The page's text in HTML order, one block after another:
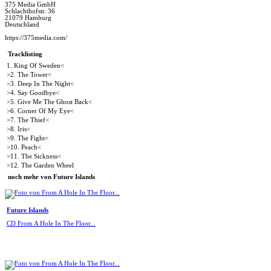
375 Media GmbH
Schlachthofstr. 36
21079 Hamburg
Deutschland
https://375media.com/
Tracklisting
1. King Of Sweden<
>2. The Tower<
>3. Deep In The Night<
>4. Say Goodbye<
>5. Give Me The Ghost Back<
>6. Corner Of My Eye<
>7. The Thief<
>8. Iris<
>9. The Fight<
>10. Peach<
>11. The Sickness<
>12. The Garden Wheel
noch mehr von Future Islands
Future Islands
CD From A Hole In The Floor...